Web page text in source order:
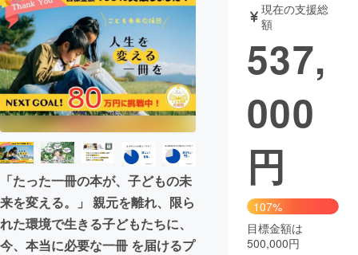
テクノロジー・ガジェット
映像・映画 書籍・雑誌
ビジネス・起業 チャレンジ
まちづくり・地域活性化
CAMPFIRE for Social Good
CAMPFIRE Creation
CAMPFIREふるさと納税
コミュニティ
「たった一冊の本が、子どもの未
来を変える。」 親元を離れ、限ら
れた環境で生きる子どもたちに、
今、本当に必要な一冊 を届けるプ
現在の支援総
額
537,
000
円
107%
目標金額は
500,000円